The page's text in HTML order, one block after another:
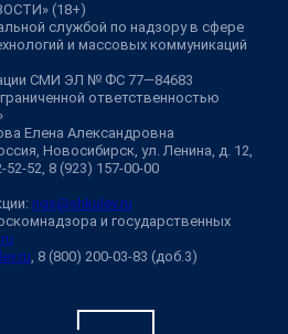
(18+)
службой по надзору в сфере
и массовых коммуникаций
СМИ ЭЛ № ФС 77—84683
ответственностью
Елена Александровна
Новосибирск, ул. Ленина, д. 12,
52, 8 (923) 157-00-00
ngs@shkulev.ru
и государственных
, 8 (800) 200-03-83 (доб.3)